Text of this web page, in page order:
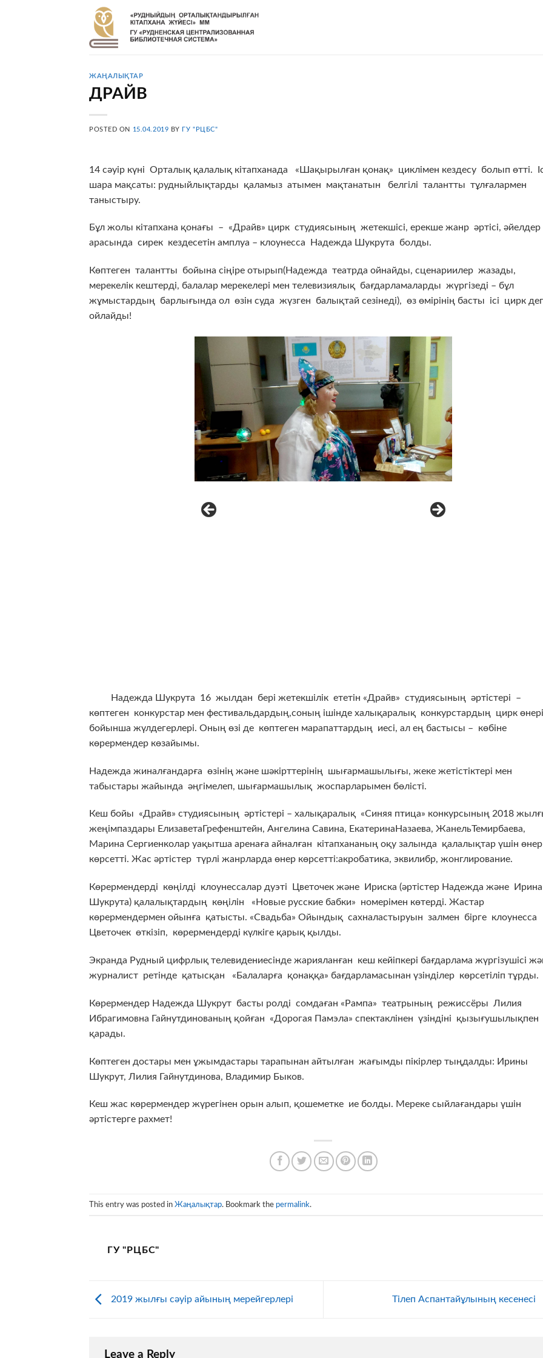
ЖАҢАЛЫҚТАР
ДРАЙВ
POSTED ON 15.04.2019 BY ГУ "РЦБС"
14 сәуір күні Орталық қалалық кітапханада «Шақырылған қонақ» циклімен кездесу болып өтті.
шара мақсаты: рудныйлықтарды қаламыз атымен мақтанатын белгілі талантты тұлғалармен
таныстыру.
Бұл жолы кітапхана қонағы – «Драйв» цирк студиясының жетекшісі, ерекше жанр әртісі, әйелдер
арасында сирек кездесетін амплуа – клоунесса Надежда Шукрута болды.
Көптеген талантты бойына сіңіре отырып(Надежда театрда ойнайды, сценариилер жазады,
мерекелік кештерді, балалар мерекелері мен телевизиялық бағдарламаларды жүргізеді – бұл
жұмыстардың барлығында ол өзін суда жүзген балықтай сезінеді), өз өмірінің басты ісі цирк
ойлайды!
Надежда Шукрута 16 жылдан бері жетекшілік ететін «Драйв» студиясының әртістері –
көптеген конкурстар мен фестивальдардың,соның ішінде халықаралық конкурстардың цирк өнері
бойынша жүлдегерлері. Оның өзі де көптеген марапаттардың иесі, ал ең бастысы – көбіне
көрермендер көзайымы.
Надежда жиналғандарға өзінің және шәкірттерінің шығармашылығы, жеке жетістіктері мен
табыстары жайында әңгімелеп, шығармашылық жоспарларымен бөлісті.
Кеш бойы «Драйв» студиясының әртістері – халықаралық «Синяя птица» конкурсының 2018
жеңімпаздары ЕлизаветаГрефенштейн, Ангелина Савина, ЕкатеринаНазаева, ЖанельТемирбаева,
Марина Сергиенколар уақытша аренаға айналған кітапхананың оқу залында қалалықтар үшін өнер
көрсетті. Жас әртістер түрлі жанрларда өнер көрсетті:акробатика, эквилибр, жонглирование.
Көрермендерді көңілді клоунессалар дуэті Цветочек және Ириска (әртістер Надежда және Ирина
Шукрута) қалалықтардың көңілін «Новые русские бабки» номерімен көтерді. Жастар
көрермендермен ойынға қатысты. «Свадьба» Ойындық сахналастыруын залмен бірге клоунесса
Цветочек өткізіп, көрермендерді күлкіге қарық қылды.
Экранда Рудный цифрлық телевидениесінде жарияланған кеш кейіпкері бағдарлама жүргізушісі
журналист ретінде қатысқан «Балаларға қонаққа» бағдарламасынан үзінділер көрсетіліп тұрды.
Көрермендер Надежда Шукрут басты ролді сомдаған «Рампа» театрының режиссёры Лилия
Ибрагимовна Гайнутдинованың қойған «Дорогая Памэла» спектаклінен үзіндіні қызығушылықпен
қарады.
Көптеген достары мен ұжымдастары тарапынан айтылған жағымды пікірлер тыңдалды: Ирины
Шукрут, Лилия Гайнутдинова, Владимир Быков.
Кеш жас көрермендер жүрегінен орын алып, қошеметке ие болды. Мереке сыйлағандары үшін
әртістерге рахмет!
This entry was posted in Жаңалықтар. Bookmark the permalink.
ГУ "РЦБС"
2019 жылғы сәуір айының мерейгерлері Тілеп Аспантайұлының кесенесі
Leave a Reply